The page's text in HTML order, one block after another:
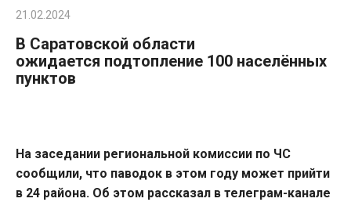
21.02.2024
В Саратовской области
ожидается подтопление 100 населённых
пунктов
На заседании региональной комиссии по ЧС
сообщили, что паводок в этом году может прийти
в 24 района. Об этом рассказал в телеграм-канале